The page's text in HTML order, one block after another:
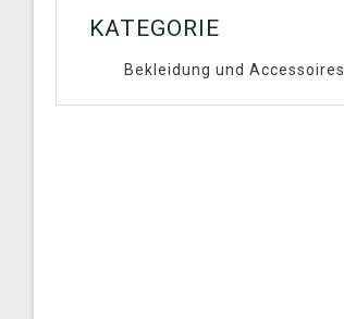
KATEGORIE
Bekleidung und Accessoires